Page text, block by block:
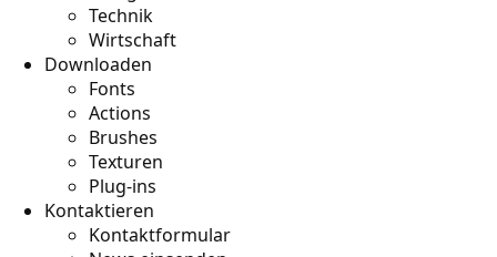
Technik
Wirtschaft
Downloaden
Fonts
Actions
Brushes
Texturen
Plug-ins
Kontaktieren
Kontaktformular